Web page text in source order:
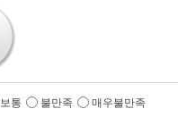
보통 불만족 매우불만족